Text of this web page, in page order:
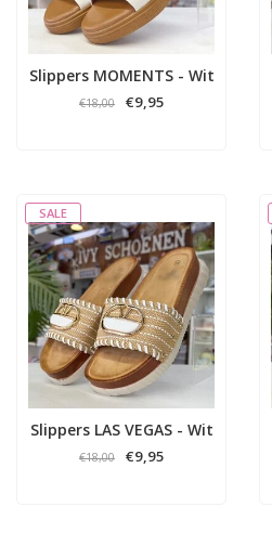
Slippers MOMENTS - Wit
€18,00 €9,95
SALE
Slippers LAS VEGAS - Wit
€18,00 €9,95